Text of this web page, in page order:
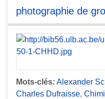
photographie de
Mots-clés: Alexander
Charles Dufraisse,